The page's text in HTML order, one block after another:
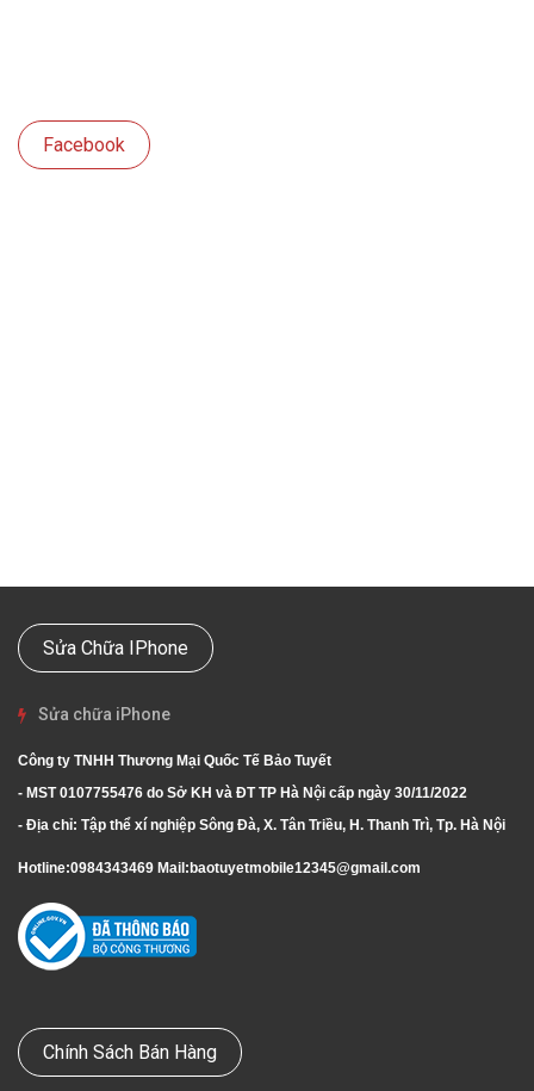
Facebook
Sửa Chữa IPhone
Sửa chữa iPhone
Công ty TNHH Thương Mại Quốc Tế Bảo Tuyết
- MST 0107755476 do Sở KH và ĐT TP Hà Nội cấp ngày 30/11/2022
- Địa chỉ: Tập thể xí nghiệp Sông Đà, X. Tân Triều, H. Thanh Trì, Tp. Hà Nội
Hotline:0984343469 Mail: baotuyetmobile12345@gmail.com
Chính Sách Bán Hàng